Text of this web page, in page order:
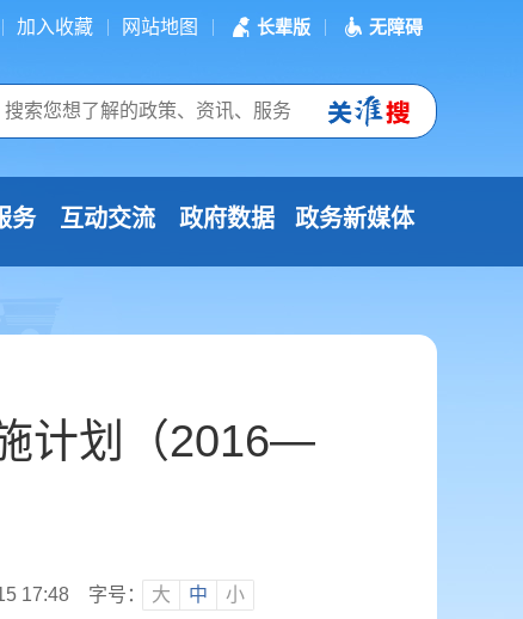
加入收藏 网站地图 长辈版 无障碍
务 互动交流 政府数据 政务新媒体
计划（2016—
17:48 字号： 大 中
小